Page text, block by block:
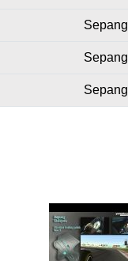
Sepang
Sepang
Sepang